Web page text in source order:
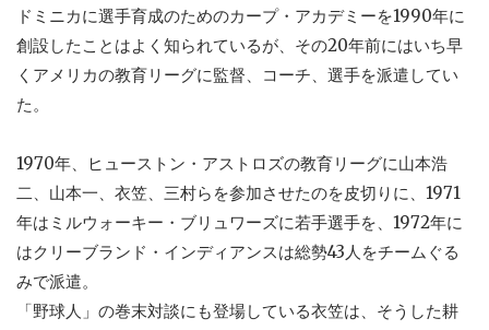
ドミニカに選手育成のためのカープ・アカデミーを1990年に
創設したことはよく知られているが、その20年前にはいち早
くアメリカの教育リーグに監督、コーチ、選手を派遣してい
た。
1970年、ヒューストン・アストロズの教育リーグに山本浩
二、山本一、衣笠、三村らを参加させたのを皮切りに、1971
年はミルウォーキー・ブリュワーズに若手選手を、1972年に
はクリーブランド・インディアンスは総勢43人をチームぐる
みで派遣。
「野球人」の巻末対談にも登場している衣笠は、そうした耕